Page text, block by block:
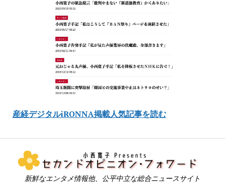
産経デジタルiRONNA掲載人気記事を読む
新鮮なエンタメ情報他、公平中立な総合ニュースサイト